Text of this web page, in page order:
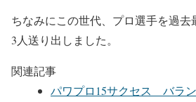
ちなみにこの世代、プロ選手を過去
3人送り出しました。
関連記事
パワプロ15サクセス バラ